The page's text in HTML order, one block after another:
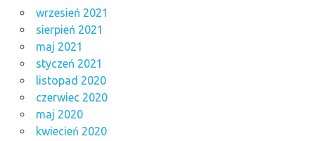
wrzesień 2021
sierpień 2021
maj 2021
styczeń 2021
listopad 2020
czerwiec 2020
maj 2020
kwiecień 2020